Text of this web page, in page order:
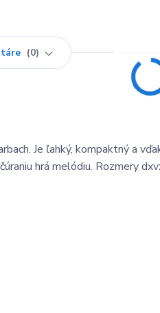
0
Je ľahký, kompaktný a
hrá melódiu. Rozmery